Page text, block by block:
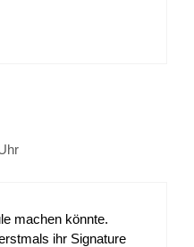
machen könnte.
ihr Signature